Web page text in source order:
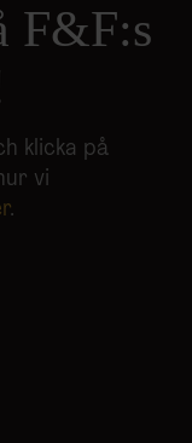
F&F:s
klicka på
vi
.